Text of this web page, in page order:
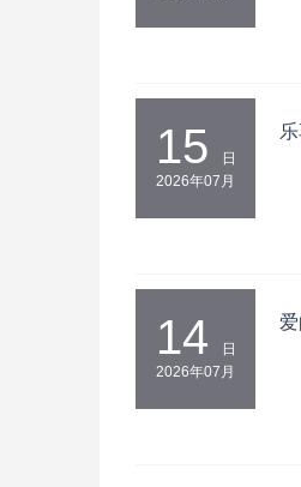
15
日
2026年07月
14
日
2026年07月